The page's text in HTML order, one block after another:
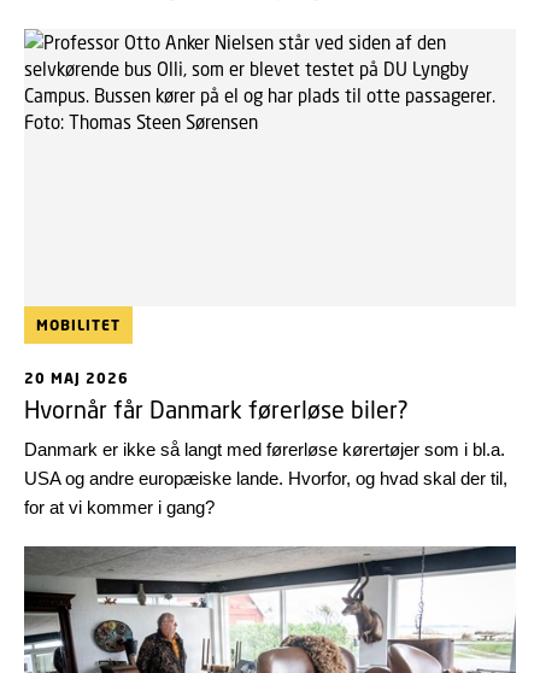
forskningsmiljøpris 2026.
MOBILITET
20 MAJ 2026
Hvornår får Danmark førerløse biler?
Danmark er ikke så langt med førerløse kørertøjer som i bl.a.
USA og andre europæiske lande. Hvorfor, og hvad skal der til,
for at vi kommer i gang?